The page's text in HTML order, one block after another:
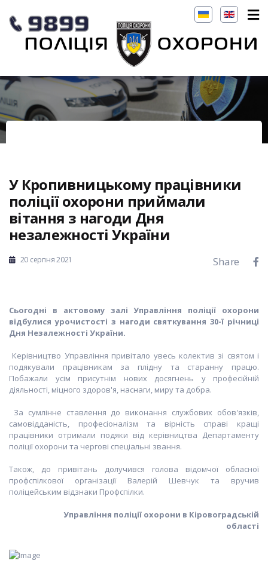
У Кропивницькому працівники
поліції охорони приймали
вітання з нагоди Дня
незалежності України
20 серпня 2021 Share
Сьогодні в актовому залі Управління поліції охорони
відбулися урочистості з нагоди святкування 30-ї річниці
Дня Незалежності України.
Керівництво Управління привітало увесь колектив зі святом і
подякували працівникам за плідну та старанну працю.
Побажали усім присутнім нових досягнень у професійній
діяльності, міцного здоров'я, наснаги, миру та добра.
За сумлінне ставлення до виконання службових обов'язків,
самовідданість, професіоналізм та вірність справі кращі
працівники отримали подяки від керівництва Департаменту
поліції охорони та чергові спеціальні звання.
Також, до привітань долучився голова відомчої обласної
профспілкової організації Валерій Шевчук та вручив
поліцейським відзнаки Профспілки.
Управління поліції охорони в Кіровоградській
області